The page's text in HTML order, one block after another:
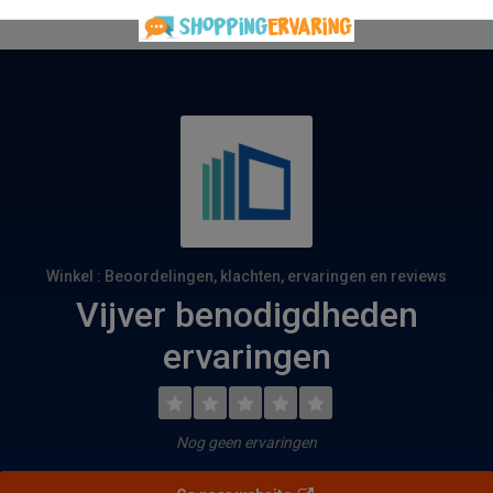
Winkel : Beoordelingen, klachten, ervaringen en reviews
Vijver benodigdheden
ervaringen
Nog geen ervaringen